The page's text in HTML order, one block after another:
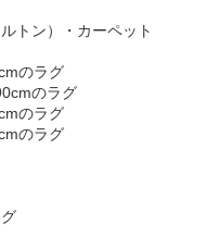
トン）・カーペット
のラグ
のラグ
のラグ
のラグ